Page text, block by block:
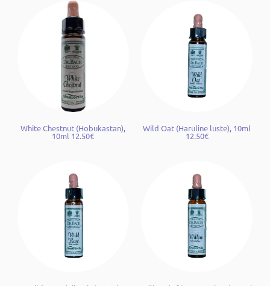
White Chestnut (Hobukastan),
10ml 12.50€
Wild Oat (Haruline luste), 10ml
12.50€